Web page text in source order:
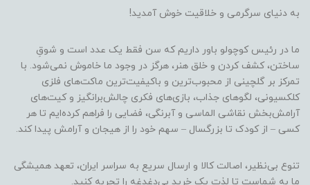
به دنیای سرگرمی و خلاقیت خوش آمدید!
ما در رئیس کوچولو باور داریم که سن فقط یک عدد است و شوقِ
ساختن، کشف کردن و خلق هنر، هرگز در وجود ما خاموش نمی‌شود. با
تمرکز بر گلچینی از محبوب‌ترین و باکیفیت‌ترین ماکت‌های فلزی
کلکسیونی، لگوهای جذاب، بازی‌های فکری چالش‌برانگیز و کیت‌های
آرامش‌بخش نقاشی الماسی و آبرنگی، فضایی را فراهم کرده‌ایم تا هر
کسی – از کودک تا بزرگسال – سهم خود را از هیجان و آرامش پیدا کند.
تنوع بی‌نظیر، اصالت کالا و ارسال سریع به سراسر ایران، تعهد همیشگی
ما به شماست تا لذت یک خرید بی‌دغدغه را تجربه کنید.